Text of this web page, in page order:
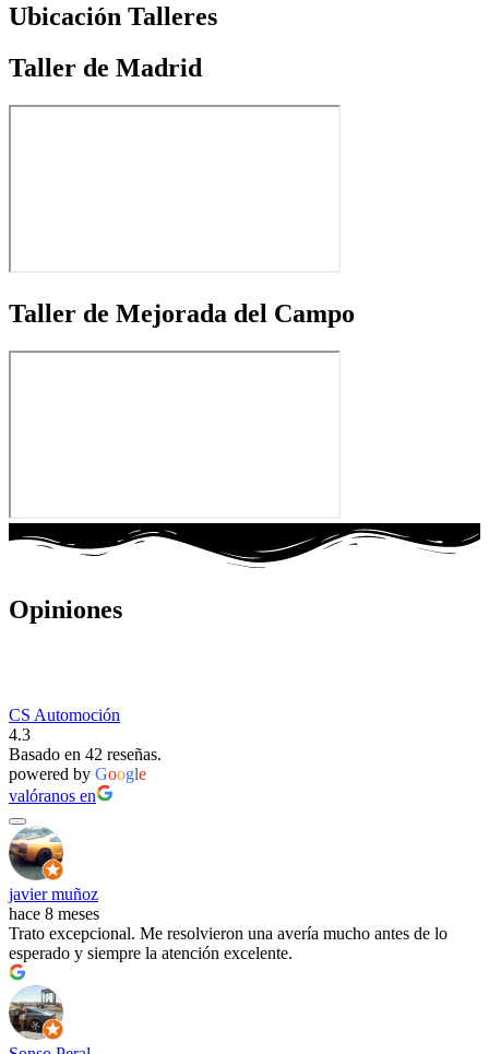
Ubicación Talleres
Taller de Madrid
Taller de Mejorada del Campo
Opiniones
CS Automoción
4.3
Basado en 42 reseñas.
powered by Google
valóranos en
javier muñoz
hace 8 meses
Trato excepcional. Me resolvieron una avería mucho antes de lo
esperado y siempre la atención excelente.